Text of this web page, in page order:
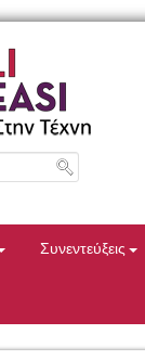
Συνεντεύξεις